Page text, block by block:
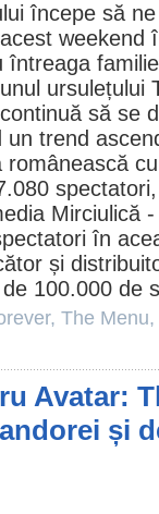
începe să
weekend
întreaga
ursulețului
să se
un trend
Mirciulică
în
și
100.000 de
, The Menu,
Avatar:
și